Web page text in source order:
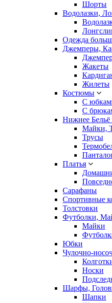
Шорты
Водолазки,
Одежда
Джемперы,
Жакеты
Жилеты
Костюмы
С
С
Нижнее Бельё
Майки,
Трусы
Платья
Сарафаны
Спортивные
Толстовки
Футболки,
Майки
Юбки
Чулочно-
Носки
Шарфы,
Шапки